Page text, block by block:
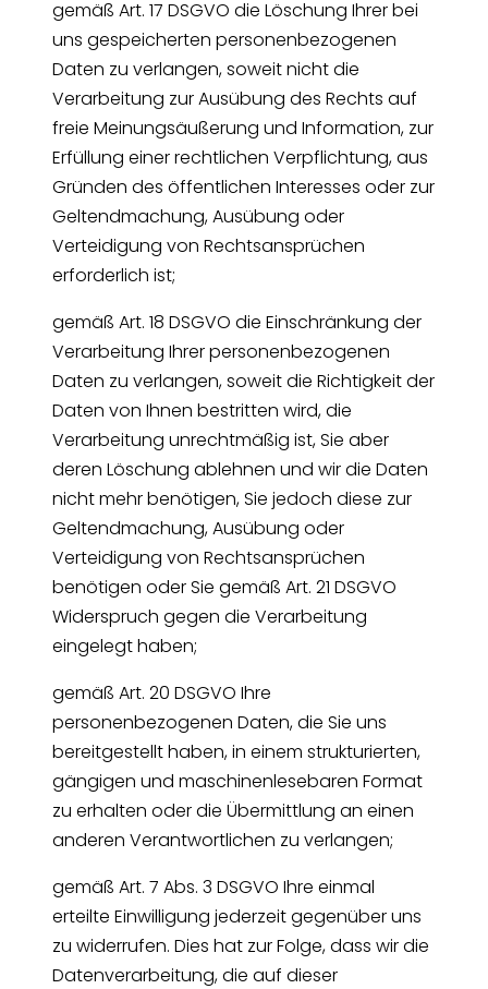
gemäß Art. 17 DSGVO die Löschung Ihrer bei
uns gespeicherten personenbezogenen
Daten zu verlangen, soweit nicht die
Verarbeitung zur Ausübung des Rechts auf
freie Meinungsäußerung und Information, zur
Erfüllung einer rechtlichen Verpflichtung, aus
Gründen des öffentlichen Interesses oder zur
Geltendmachung, Ausübung oder
Verteidigung von Rechtsansprüchen
erforderlich ist;
gemäß Art. 18 DSGVO die Einschränkung der
Verarbeitung Ihrer personenbezogenen
Daten zu verlangen, soweit die Richtigkeit der
Daten von Ihnen bestritten wird, die
Verarbeitung unrechtmäßig ist, Sie aber
deren Löschung ablehnen und wir die Daten
nicht mehr benötigen, Sie jedoch diese zur
Geltendmachung, Ausübung oder
Verteidigung von Rechtsansprüchen
benötigen oder Sie gemäß Art. 21 DSGVO
Widerspruch gegen die Verarbeitung
eingelegt haben;
gemäß Art. 20 DSGVO Ihre
personenbezogenen Daten, die Sie uns
bereitgestellt haben, in einem strukturierten,
gängigen und maschinenlesebaren Format
zu erhalten oder die Übermittlung an einen
anderen Verantwortlichen zu verlangen;
gemäß Art. 7 Abs. 3 DSGVO Ihre einmal
erteilte Einwilligung jederzeit gegenüber uns
zu widerrufen. Dies hat zur Folge, dass wir die
Datenverarbeitung, die auf dieser